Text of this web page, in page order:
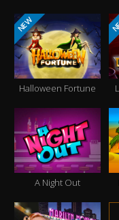
NEW
Halloween Fortune
A Night Out